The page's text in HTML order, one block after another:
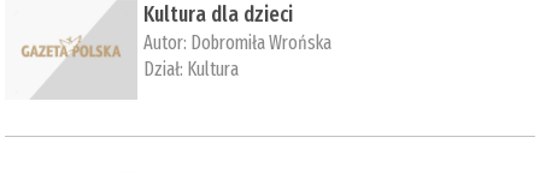
Kultura dla dzieci
Autor: Dobromiła Wrońska
Dział: Kultura